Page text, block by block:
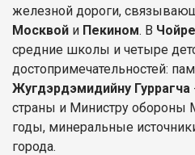
железной дороги,
Москвой и Пекином. В Чойре
средние школы и четыре
достопримечательностей:
Жугдэрдэмидийну Гуррагча
страны и Министру обороны
годы, минеральные
города.